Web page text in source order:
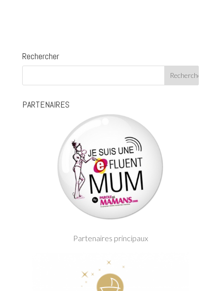
Rechercher
PARTENAIRES
Partenaires principaux